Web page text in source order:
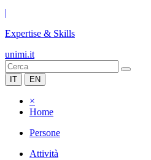
|
Expertise & Skills
unimi.it
IT EN
×
Home
Persone
Attività